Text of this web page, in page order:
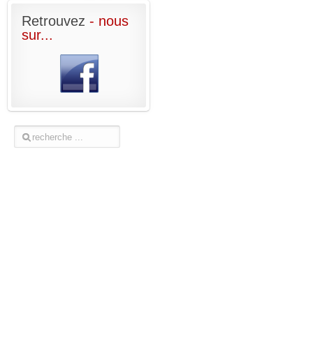
Retrouvez - nous
sur...